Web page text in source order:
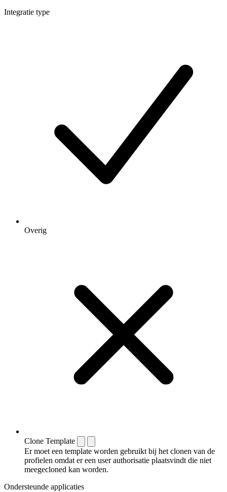
Integratie type
Overig
Clone Template
Er moet een template worden gebruikt bij het clonen van de
profielen omdat er een user authorisatie plaatsvindt die niet
meegecloned kan worden.
Ondersteunde applicaties